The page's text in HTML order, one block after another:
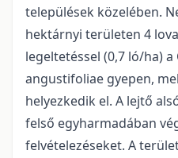
települések közelében.
hektárnyi területen 4
legeltetéssel (0,7 ló/ha)
angustifoliae gyepen,
helyezkedik el. A lejtő
felső egyharmadában
felvételezéseket. A